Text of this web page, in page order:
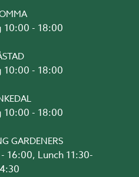
10:00 - 18:00
10:00 - 18:00
10:00 - 18:00
GARDENERS
16:00, Lunch 11:30-